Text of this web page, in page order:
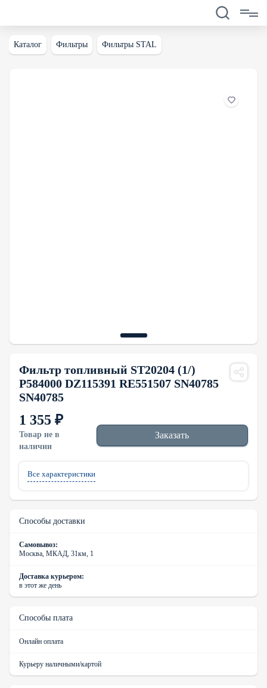
Каталог Фильтры Фильтры STAL
Фильтр топливный ST20204 (1/)
P584000 DZ115391 RE551507 SN40785
SN40785
Все характеристики
1 355 ₽
Товар не в
наличии
Заказать
Способы доставки
Самовывоз:
Москва, МКАД, 31км, 1
Доставка курьером:
в этот же день
Способы плата
Онлайн оплата
Курьеру наличными/картой